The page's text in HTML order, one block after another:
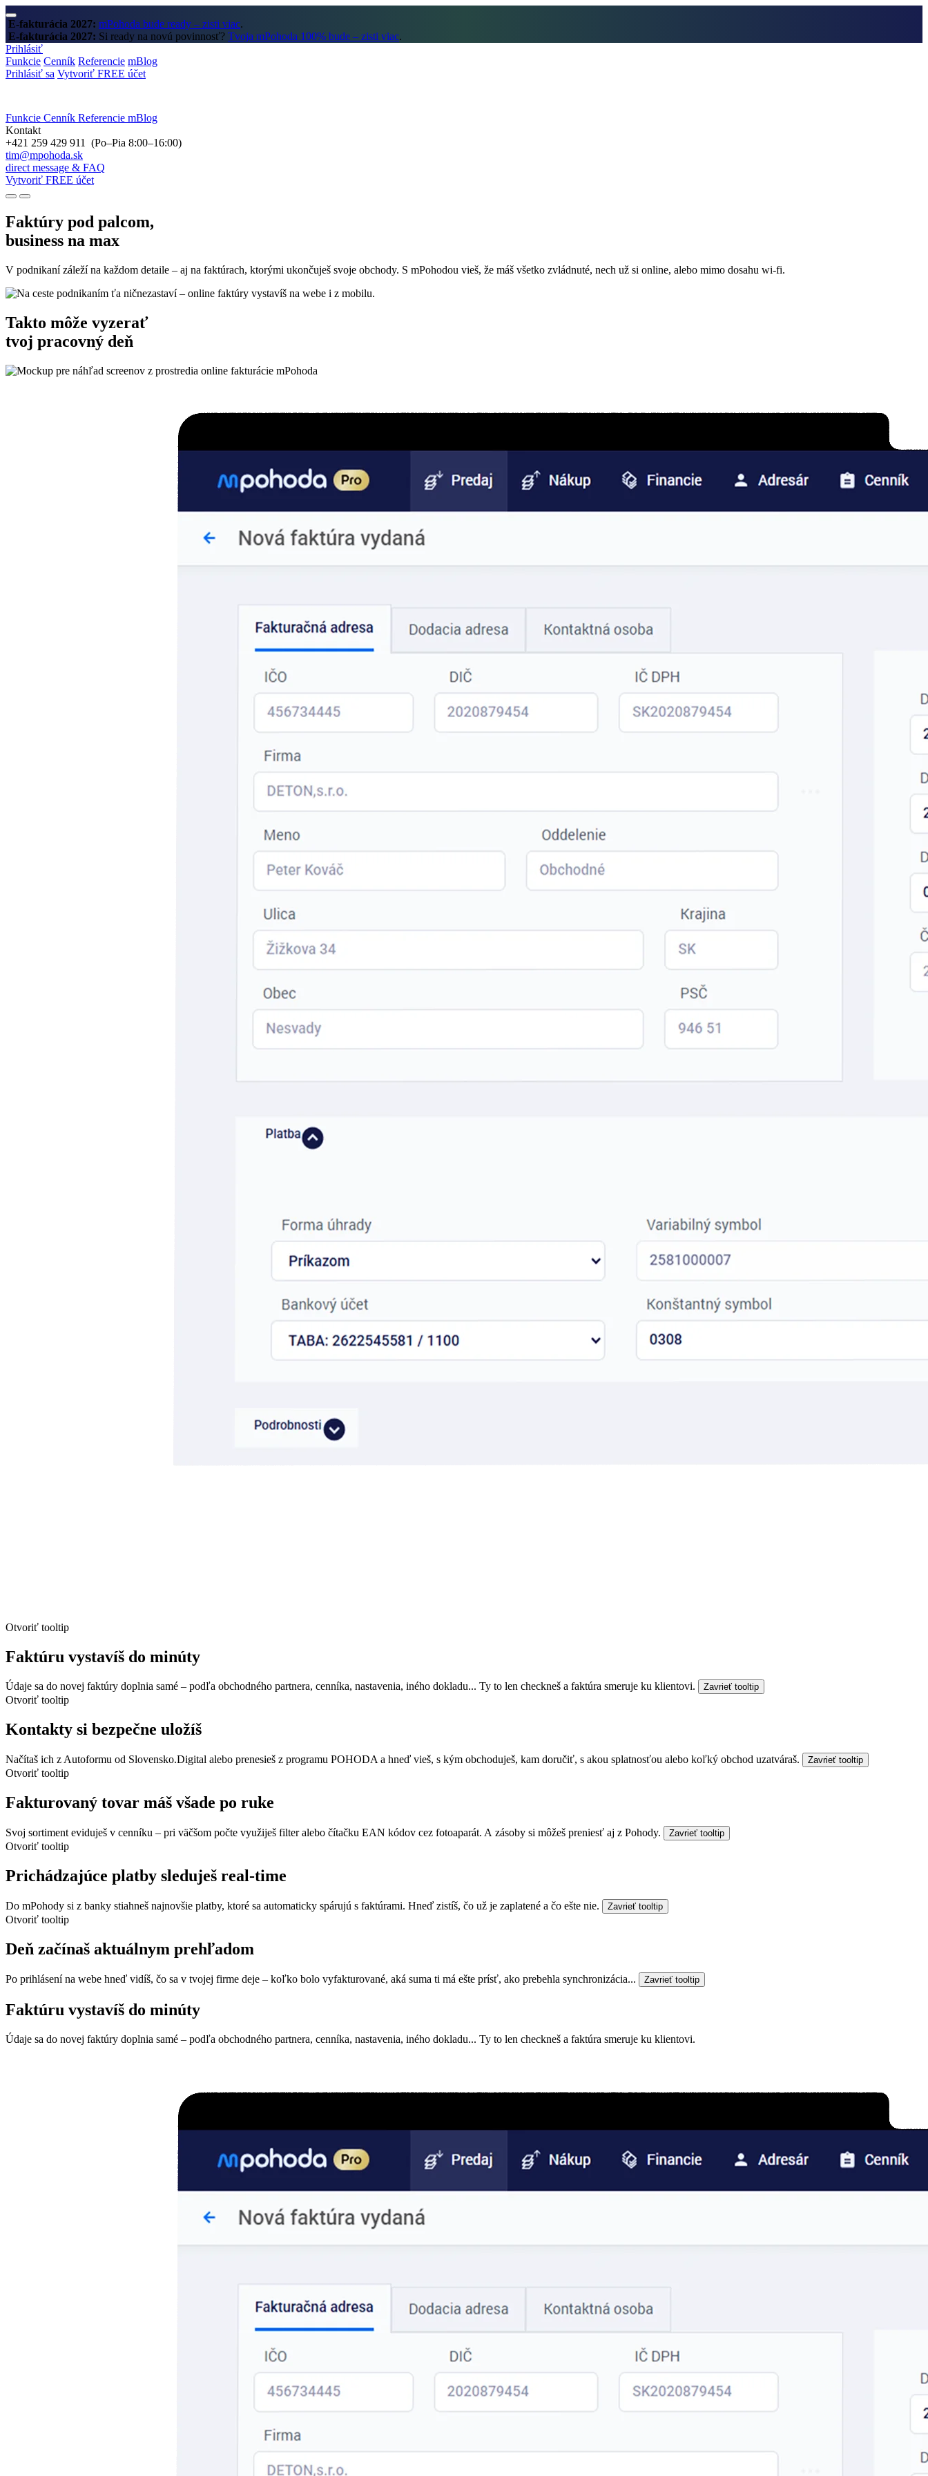
E-fakturácia 2027: mPohoda bude ready – zisti viac.
E-fakturácia 2027: Si ready na novú povinnosť? Tvoja mPohoda 100% bude – zisti viac.
Prihlásiť
Funkcie Cenník Referencie mBlog
Prihlásiť sa Vytvoriť FREE účet
Funkcie Cenník Referencie mBlog
Kontakt
+421 259 429 911 (Po–Pia 8:00–16:00)
tim@mpohoda.sk
direct message & FAQ
Vytvoriť FREE účet
Faktúry pod palcom,
business na max
V podnikaní záleží na každom detaile – aj na faktúrach, ktorými ukončuješ svoje obchody. S mPohodou vieš, že máš všetko zvládnuté, nech už si online, alebo mimo dosahu wi‑fi.
Takto môže vyzerať
tvoj pracovný deň
Otvoriť tooltip
Faktúru vystavíš do minúty
Údaje sa do novej faktúry doplnia samé – podľa obchodného partnera, cenníka, nastavenia, iného dokladu... Ty to len checkneš a faktúra smeruje ku klientovi. Zavrieť tooltip
Otvoriť tooltip
Kontakty si bezpečne uložíš
Načítaš ich z Autoformu od Slovensko.Digital alebo prenesieš z programu POHODA a hneď vieš, s kým obchoduješ, kam doručiť, s akou splatnosťou alebo koľký obchod uzatváraš. Zavrieť tooltip
Otvoriť tooltip
Fakturovaný tovar máš všade po ruke
Svoj sortiment eviduješ v cenníku – pri väčšom počte využiješ filter alebo čítačku EAN kódov cez fotoaparát. A zásoby si môžeš preniesť aj z Pohody. Zavrieť tooltip
Otvoriť tooltip
Prichádzajúce platby sleduješ real-time
Do mPohody si z banky stiahneš najnovšie platby, ktoré sa automaticky spárujú s faktúrami. Hneď zistíš, čo už je zaplatené a čo ešte nie. Zavrieť tooltip
Otvoriť tooltip
Deň začínaš aktuálnym prehľadom
Po prihlásení na webe hneď vidíš, čo sa v tvojej firme deje – koľko bolo vyfakturované, aká suma ti má ešte prísť, ako prebehla synchronizácia... Zavrieť tooltip
Faktúru vystavíš do minúty
Údaje sa do novej faktúry doplnia samé – podľa obchodného partnera, cenníka, nastavenia, iného dokladu... Ty to len checkneš a faktúra smeruje ku klientovi.